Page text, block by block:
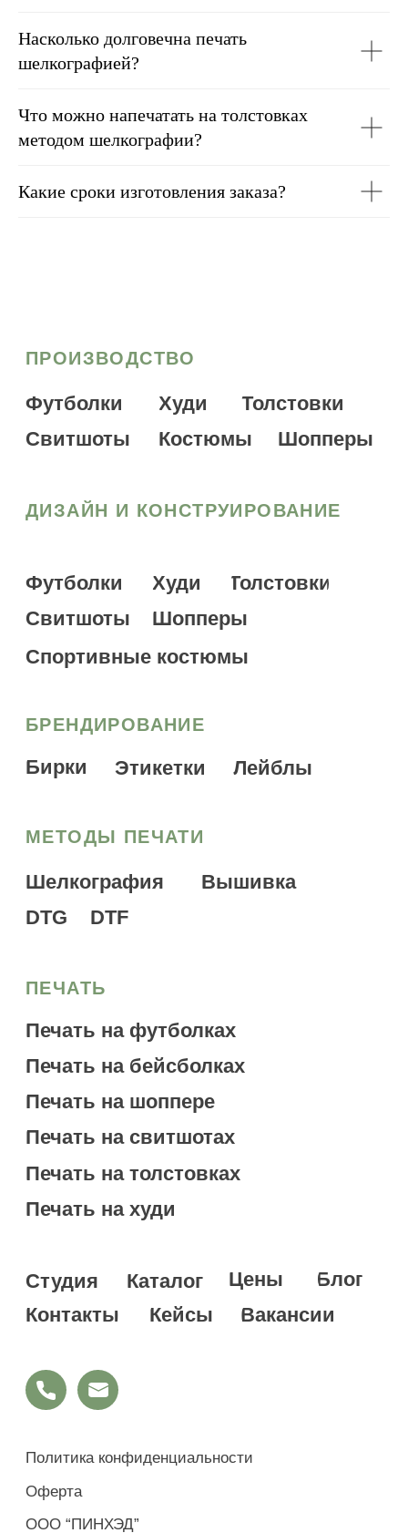
Насколько долговечна печать
шелкографией?
Что можно напечатать на толстовках
методом шелкографии?
Какие сроки изготовления заказа?